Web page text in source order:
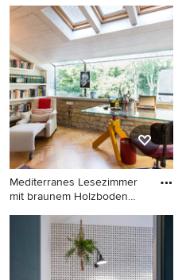
Großes Mediterranes
Arbeitszimmer mit
Arbeitsplatz, brauner
Wandfarbe und
freistehendem Schreibtisch
in Barcelona
Mediterranes Lesezimmer
mit braunem Holzboden
Mediterranes Lesezimmer
mit braunem Holzboden und
freistehendem Schreibtisch
in Bologna